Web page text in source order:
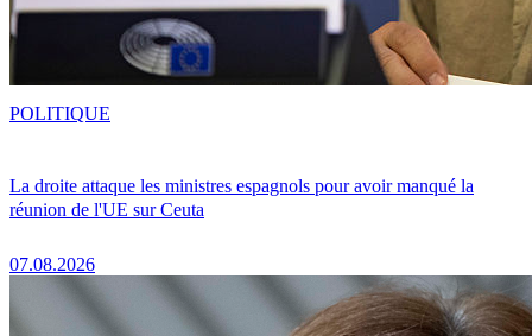
La droite attaque les ministres espagnols pour avoir manqué la
réunion de l'UE sur Ceuta
07.08.2026
POLITIQUE